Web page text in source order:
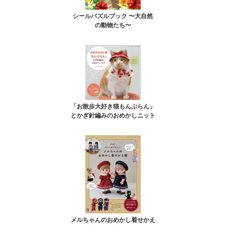
シールパズルブック 〜大自然
の動物たち〜
「お散歩大好き猫もんぶらん」
とかぎ針編みのおめかしニット
メルちゃんのおめかし着せかえ